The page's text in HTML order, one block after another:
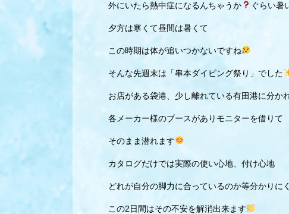
外にいたら熱中症になるんちゃうか ぐらい暑
夕方は寒くて昼間は暑くて
この時期は体が追いつかないですね
そんな先週末は「串本ダイビング祭り」でした
お店がある袋港、少し離れている有田港に分か
各メーカー様のブースがありモニターを借りて
そのまま潜れます
カタログだけでは実際の使い心地、付け心地
どれが自分の脚力に合っているのか等分かりに
この2日間はその不安を解消出来ます